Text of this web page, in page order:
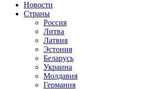
Новости
Страны
Россия
Литва
Латвия
Эстония
Беларусь
Украина
Молдавия
Германия